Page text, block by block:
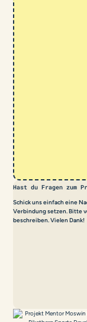
Hast du Fragen zum
Schick uns einfach eine
Verbindung setzen. Bitte
beschreiben. Vielen Dank!